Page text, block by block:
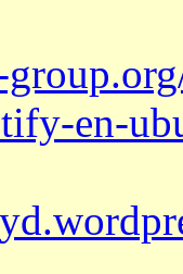
en-